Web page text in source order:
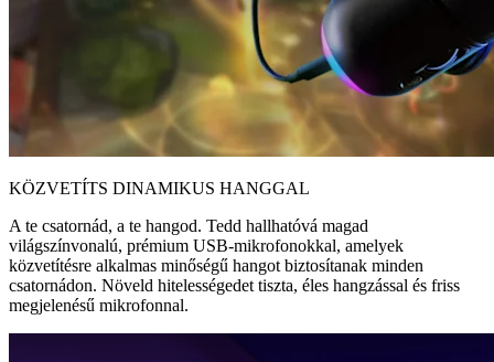
KÖZVETÍTS DINAMIKUS HANGGAL
A te csatornád, a te hangod. Tedd hallhatóvá magad
világszínvonalú, prémium USB-mikrofonokkal, amelyek
közvetítésre alkalmas minőségű hangot biztosítanak minden
csatornádon. Növeld hitelességedet tiszta, éles hangzással és friss
megjelenésű mikrofonnal.